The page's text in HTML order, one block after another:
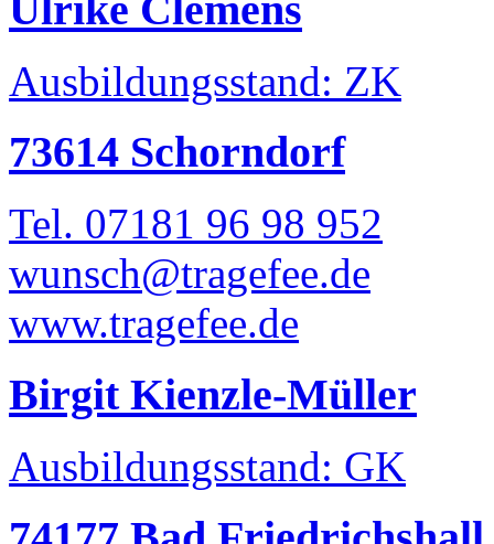
Ausbildungsstand: ZK
73614 Schorndorf
Tel. 07181 96 98 952
wunsch@tragefee.de
www.tragefee.de
Birgit Kienzle-Müller
Ausbildungsstand: GK